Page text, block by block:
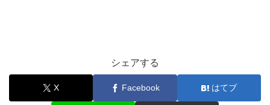
シェアする
X Facebook はてブ